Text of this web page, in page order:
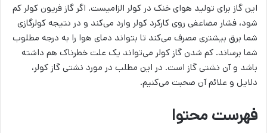
این گاز برای تولید هوای خنک در کولر الزامیست. اگر گاز فریون کولر کم
شود، فشار مضاعفی روی کارکرد کولر وارد می‌کند و در نتیجه کولرگازی
شما برق بیشتری مصرف می‌کند تا بتواند دمای هوا را به درجه مطلوب
شما برساند. کم شدن گاز کولر می‌تواند یک علت خطرناک هم داشته
باشد و آن نشتی گاز است. در این مطلب در مورد نشتی گاز کولر،
دلایل و علائم آن صحبت می‌کنیم.
فهرست محتوا